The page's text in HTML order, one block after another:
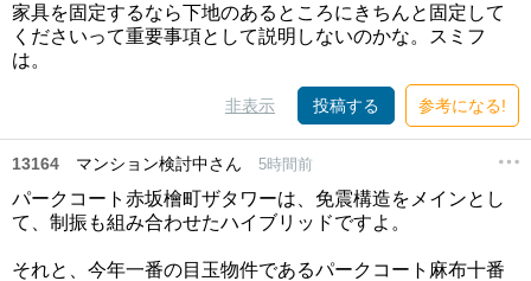
家具を固定するなら下地のあるところにきちんと固定して
くださいって重要事項として説明しないのかな。スミフ
は。
非表示 投稿する 参考になる!
13164 マンション検討中さん 5時間前
パークコート赤坂檜町ザタワーは、免震構造をメインとし
て、制振も組み合わせたハイブリッドですよ。
それと、今年一番の目玉物件であるパークコート麻布十番